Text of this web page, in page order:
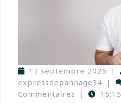
17 septembre 2025
|
expressdepannage34 |
Commentaires
| 15:15